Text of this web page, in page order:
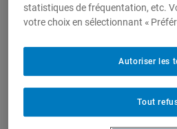
Pablo
Gabriel
Ferreira
statistiques de fréquentation, etc.
votre choix en sélectionnant «
Tout
Autoriser les